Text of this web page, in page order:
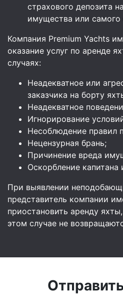
страхового депозита
имущества или самого
Компания Premium Yachts
оказание услуг по аренде
случаях:
Неадекватное или
заказчика на борту
Неадекватное
Игнорирование
Несоблюдение правил
Нецензурная брань;
Причинение вреда
Оскорбление
При выявлении
представитель компании
приостановить аренду
этом случае не